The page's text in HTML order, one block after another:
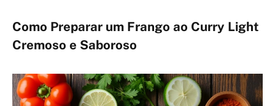
Como Preparar um Frango ao Curry Light
Cremoso e Saboroso